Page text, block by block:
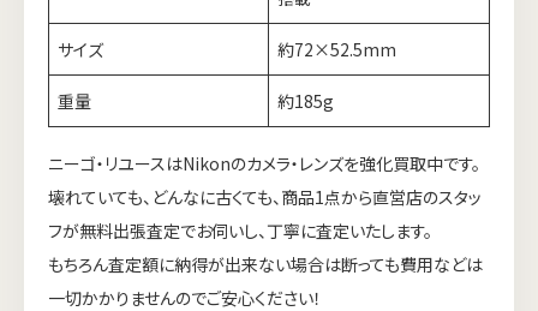
サイズ 約72×52.5mm
重量 約185g
ニーゴ・リユースはNikonのカメラ・レンズを強化買取中です。
壊れていても、どんなに古くても、商品1点から直営店のスタッ
フが無料出張査定でお伺いし、丁寧に査定いたします。
もちろん査定額に納得が出来ない場合は断っても費用などは
一切かかりませんのでご安心ください！